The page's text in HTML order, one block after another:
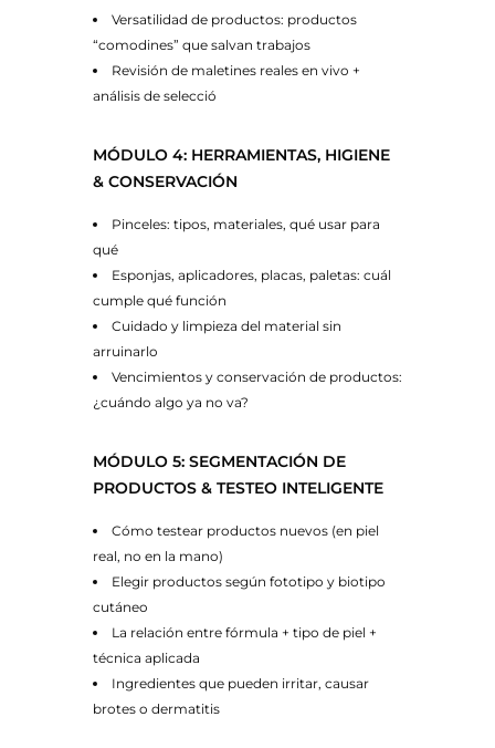
Versatilidad de productos: productos
“comodines” que salvan trabajos
Revisión de maletines reales en vivo +
análisis de selecció
MÓDULO 4: HERRAMIENTAS, HIGIENE
& CONSERVACIÓN
Pinceles: tipos, materiales, qué usar para
qué
Esponjas, aplicadores, placas, paletas: cuál
cumple qué función
Cuidado y limpieza del material sin
arruinarlo
Vencimientos y conservación de productos:
¿cuándo algo ya no va?
MÓDULO 5: SEGMENTACIÓN DE
PRODUCTOS & TESTEO INTELIGENTE
Cómo testear productos nuevos (en piel
real, no en la mano)
Elegir productos según fototipo y biotipo
cutáneo
La relación entre fórmula + tipo de piel +
técnica aplicada
Ingredientes que pueden irritar, causar
brotes o dermatitis